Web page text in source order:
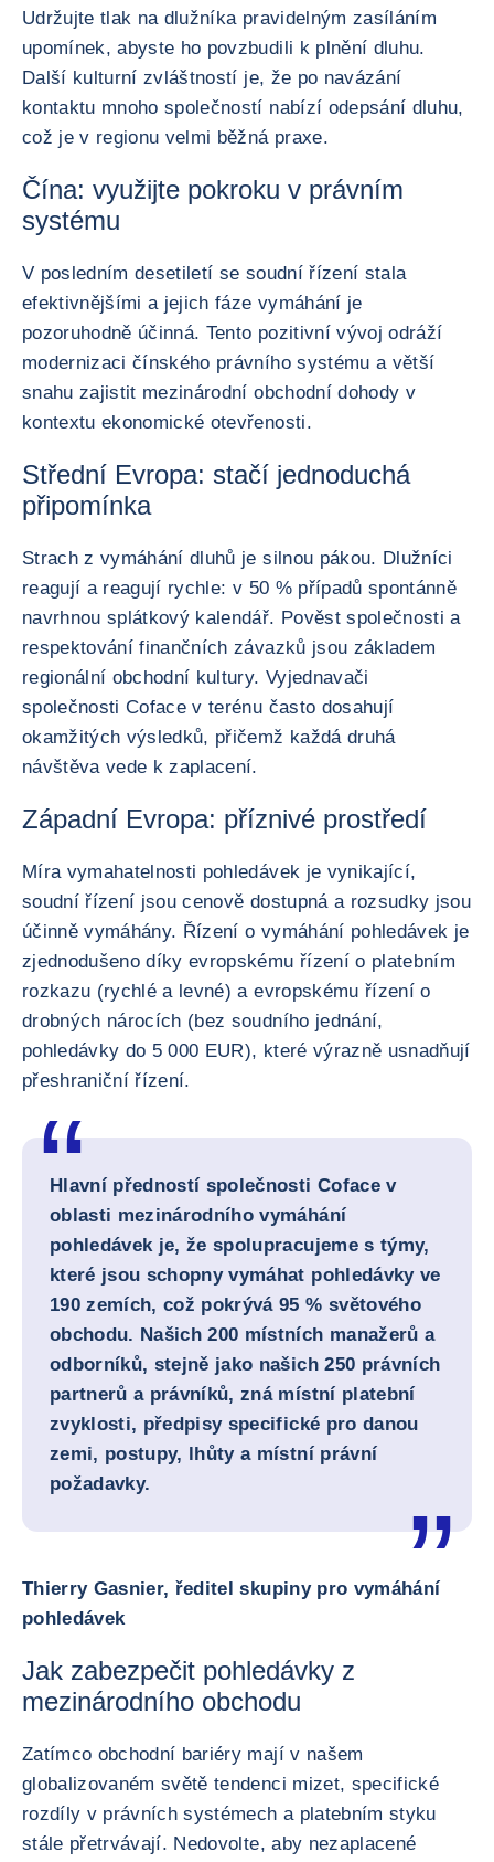
Udržujte tlak na dlužníka pravidelným zasíláním
upomínek, abyste ho povzbudili k plnění dluhu.
Další kulturní zvláštností je, že po navázání
kontaktu mnoho společností nabízí odepsání dluhu,
což je v regionu velmi běžná praxe.
Čína: využijte pokroku v právním
systému
V posledním desetiletí se soudní řízení stala
efektivnějšími a jejich fáze vymáhání je
pozoruhodně účinná. Tento pozitivní vývoj odráží
modernizaci čínského právního systému a větší
snahu zajistit mezinárodní obchodní dohody v
kontextu ekonomické otevřenosti.
Střední Evropa: stačí jednoduchá
připomínka
Strach z vymáhání dluhů je silnou pákou. Dlužníci
reagují a reagují rychle: v 50 % případů spontánně
navrhnou splátkový kalendář. Pověst společnosti a
respektování finančních závazků jsou základem
regionální obchodní kultury. Vyjednavači
společnosti Coface v terénu často dosahují
okamžitých výsledků, přičemž každá druhá
návštěva vede k zaplacení.
Západní Evropa: příznivé prostředí
Míra vymahatelnosti pohledávek je vynikající,
soudní řízení jsou cenově dostupná a rozsudky jsou
účinně vymáhány. Řízení o vymáhání pohledávek je
zjednodušeno díky evropskému řízení o platebním
rozkazu (rychlé a levné) a evropskému řízení o
drobných nárocích (bez soudního jednání,
pohledávky do 5 000 EUR), které výrazně usnadňují
přeshraniční řízení.
Hlavní předností společnosti Coface v
oblasti mezinárodního vymáhání
pohledávek je, že spolupracujeme s týmy,
které jsou schopny vymáhat pohledávky ve
190 zemích, což pokrývá 95 % světového
obchodu. Našich 200 místních manažerů a
odborníků, stejně jako našich 250 právních
partnerů a právníků, zná místní platební
zvyklosti, předpisy specifické pro danou
zemi, postupy, lhůty a místní právní
požadavky.
Thierry Gasnier, ředitel skupiny pro vymáhání
pohledávek
Jak zabezpečit pohledávky z
mezinárodního obchodu
Zatímco obchodní bariéry mají v našem
globalizovaném světě tendenci mizet, specifické
rozdíly v právních systémech a platebním styku
stále přetrvávají. Nedovolte, aby nezaplacené